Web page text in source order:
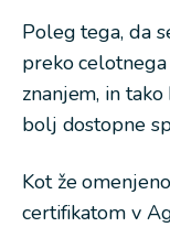
Poleg tega, da
preko
znanjem, in
bolj dostopne
Kot že
certifikatom v